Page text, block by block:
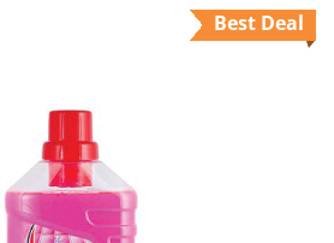
Best Deal